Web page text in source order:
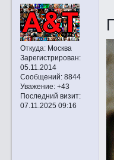
Откуда:Москва
Зарегистрирован:
05.11.2014
Сообщений:8844
Уважение: +43
Последний визит:
07.11.2025 09:16